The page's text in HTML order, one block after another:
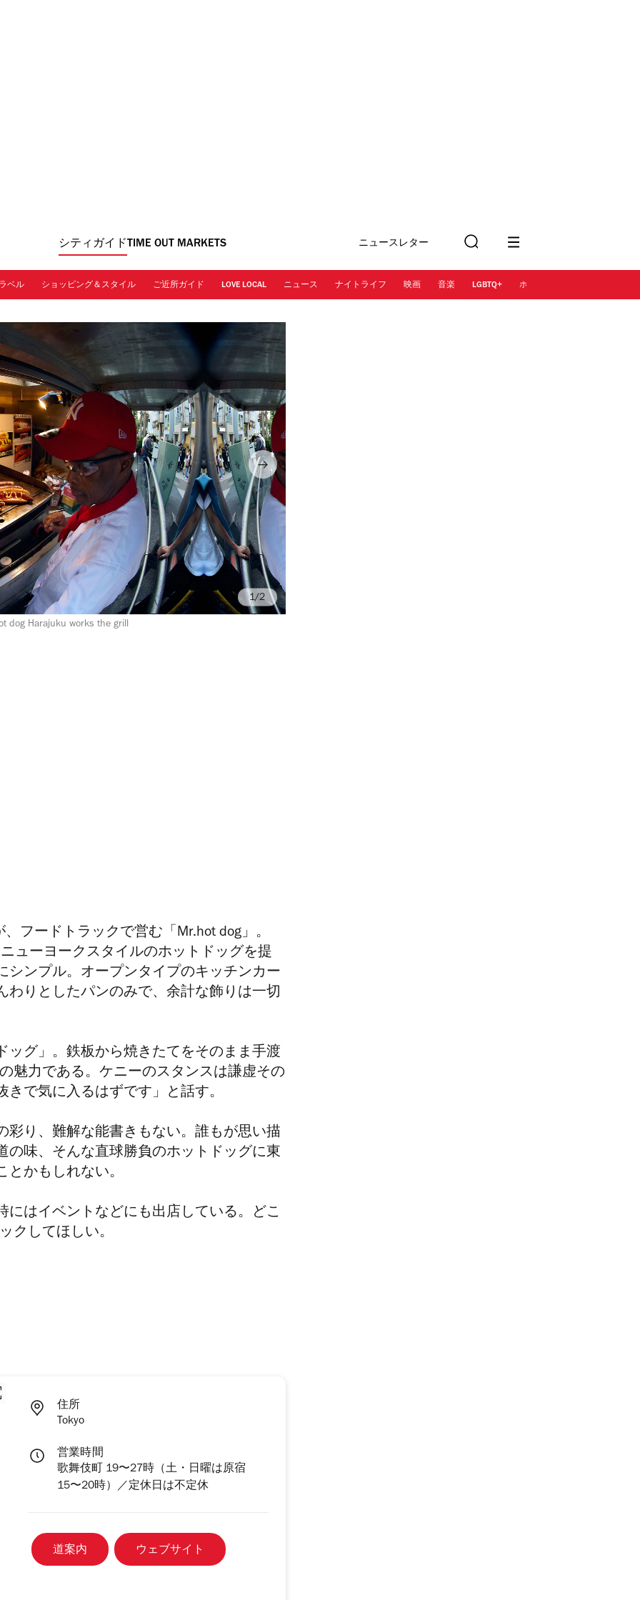
シティガイド TIME OUT MARKETS ニュースレター
に登録
索
ベル ショッピング＆スタイル ご近所ガイド LOVE LOCAL ニュース ナイトライフ 映画 音楽 LGBTQ+ ホテル
dog Harajuku works the grill
/2
フードトラックで営む「 Mr.hot dog」。
ューヨークスタイルのホットドッグを提
シンプル。オープンタイプのキッチンカー
わりとしたパンのみで、余計な飾りは一切
ッグ」。鉄板から焼きたてをそのまま手渡
魅力である。ケニーのスタンスは謙虚その
で気に入るはずです」と話す。
彩り、難解な能書きもない。誰もが思い描
の味、そんな直球勝負のホットドッグに東
かもしれない。
はイベントなどにも出店している。どこ
クしてほしい。
住所
Tokyo
営業時間
歌舞伎町 19〜27時（土・日曜は原宿
15〜20時）／定休日は不定休
道案内 ウェブサイト